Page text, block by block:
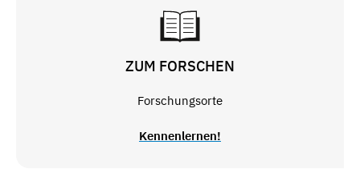
ZUM FORSCHEN
Forschungsorte
Kennenlernen!